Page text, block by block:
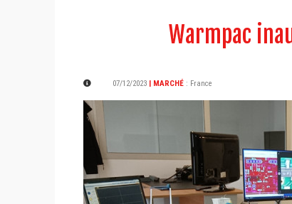
Warmpac
07/12/2023 | MARCHÉ : France